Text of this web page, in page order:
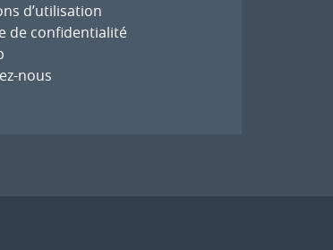
d’utilisation
de confidentialité
nous